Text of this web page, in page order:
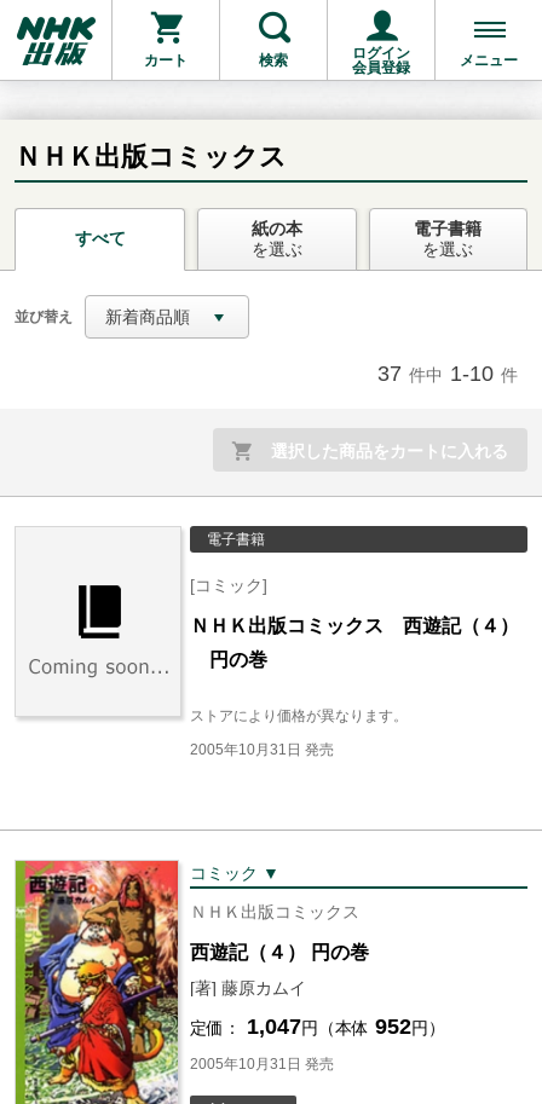
カート 検索
ログイン
会員登録
メニュー
お支払いに進む
他にも商品を買う
ＮＨＫ出版コミックス
すべて
紙の本
を選ぶ
電子書籍
を選ぶ
並び替え 新着商品順
37 件中 1-10 件
選択した商品をカートに入れる
電子書籍
[コミック]
ＮＨＫ出版コミックス 西遊記（４）
円の巻
ストアにより価格が異なります。
2005年10月31日 発売
コミック ▼
ＮＨＫ出版コミックス
西遊記（４） 円の巻
[著] 藤原カムイ
定価： 1,047円（本体 952円）
2005年10月31日 発売